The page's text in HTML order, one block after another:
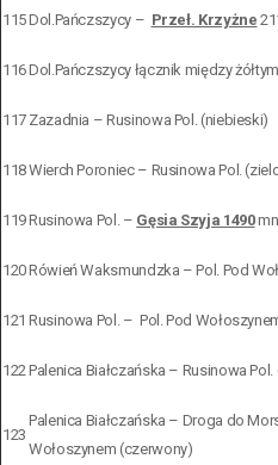
115Dol.Pańczszycy – Przeł. Krzyżne
116Dol.Pańczszycy łącznik między
117 Zazadnia – Rusinowa Pol. (niebieski)
118Wierch Poroniec – Rusinowa Pol.
119Rusinowa Pol. – Gęsia Szyja 1490
120Rówień Waksmundzka – Pol. Pod
121 Rusinowa Pol. – Pol. Pod
122 Palenica Białczańska – Rusinowa
123
Palenica Białczańska – Droga do
Wołoszynem (czerwony)